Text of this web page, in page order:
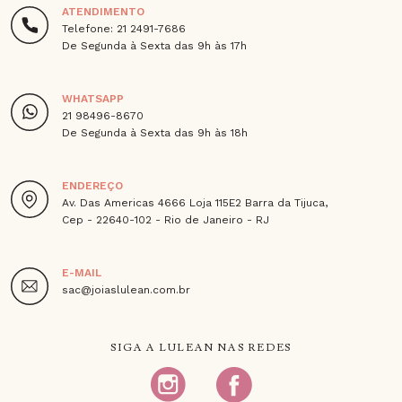
ATENDIMENTO
Telefone: 21 2491-7686
De Segunda à Sexta das 9h às 17h
WHATSAPP
21 98496-8670
De Segunda à Sexta das 9h às 18h
ENDEREÇO
Av. Das Americas 4666 Loja 115E2 Barra da Tijuca,
Cep - 22640-102 - Rio de Janeiro - RJ
E-MAIL
sac@joiaslulean.com.br
SIGA A LULEAN NAS REDES